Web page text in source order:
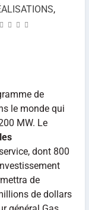
,
de
le monde qui
MW. Le
dont 800
de
de dollars